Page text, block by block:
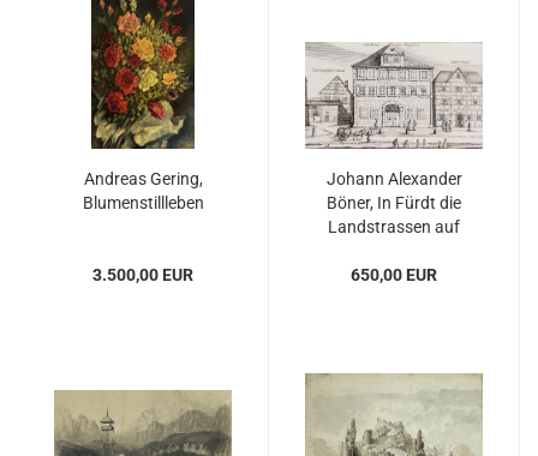
Andreas Gering,
Blumenstillleben
3.500,00 EUR
Johann Alexander
Böner, In Fürdt die
Landstrassen auf
650,00 EUR